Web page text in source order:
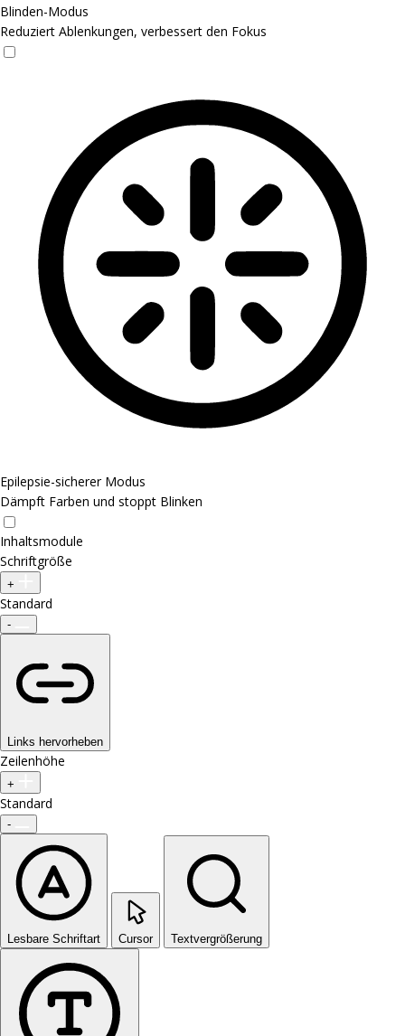
Blinden-Modus
Reduziert Ablenkungen, verbessert den Fokus
Epilepsie-sicherer Modus
Dämpft Farben und stoppt Blinken
Inhaltsmodule
Schriftgröße
+
Standard
-
Links hervorheben
Zeilenhöhe
+
Standard
-
Lesbare Schriftart Cursor Textvergrößerung